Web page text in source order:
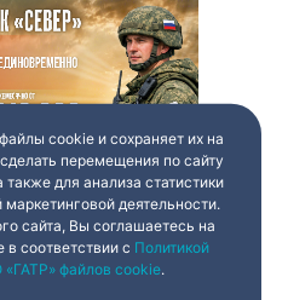
cookie и сохраняет их на
перемещения по сайту
для анализа статистики
деятельности.
сайта, Вы соглашаетесь на
соответствии с Политикой
«ГАТР» файлов cookie.